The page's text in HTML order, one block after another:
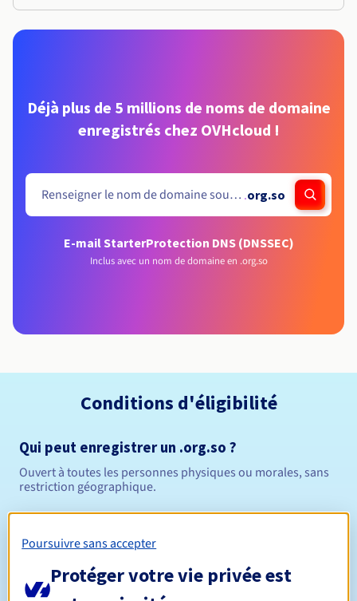
Déjà plus de 5 millions de noms de domaine
enregistrés chez OVHcloud !
.org.so
E-mail StarterProtection DNS (DNSSEC)
Inclus avec un nom de domaine en .org.so
Conditions d'éligibilité
Qui peut enregistrer un .org.so ?
Ouvert à toutes les personnes physiques ou morales, sans
restriction géographique.
Durée de réservation Entre 1 et 10 ans
Poursuivre sans accepter
Protéger votre vie privée est